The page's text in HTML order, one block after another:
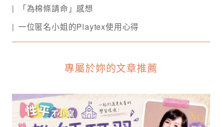
「為棉條請命」感想
一位匿名小姐的Playtex使用心得
專屬於妳的文章推薦